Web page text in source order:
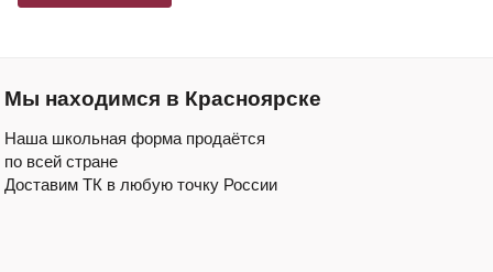
Мы находимся в Красноярске
Наша школьная форма продаётся
по всей стране
Доставим ТК в любую точку России